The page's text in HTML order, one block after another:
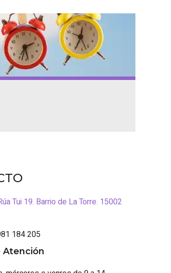
Tui 19. Barrio de La Torre. 15002
184 205
Atención